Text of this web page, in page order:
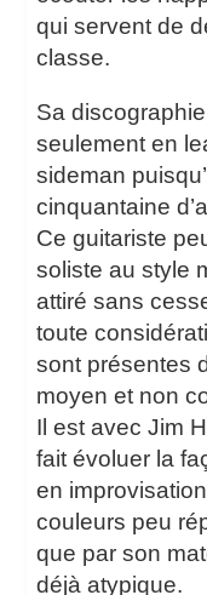
qui servent de
classe.
Sa
seulement en
sideman
cinquantaine
Ce guitariste
soliste au style
attiré sans
toute
sont présentes
moyen et non
Il est avec Jim
fait évoluer la
en
couleurs peu
que par son
déjà atypique.